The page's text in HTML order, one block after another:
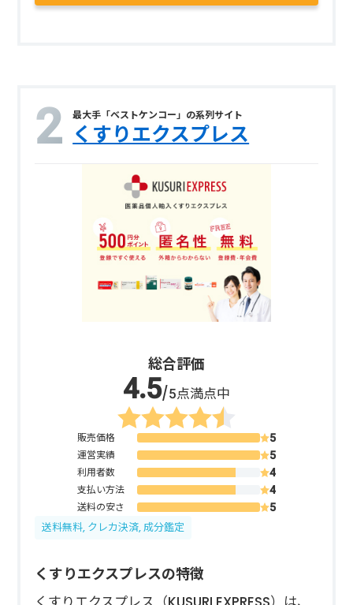
最大手「ベストケンコー」の系列サイト
くすりエクスプレス
総合評価
/5点満点中
販売価格
運営実績
利用者数
支払い方法
送料の安さ
送料無料, クレカ決済, 成分鑑定
くすりエクスプレスの特徴